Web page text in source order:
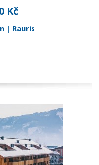
Kč
| Rauris